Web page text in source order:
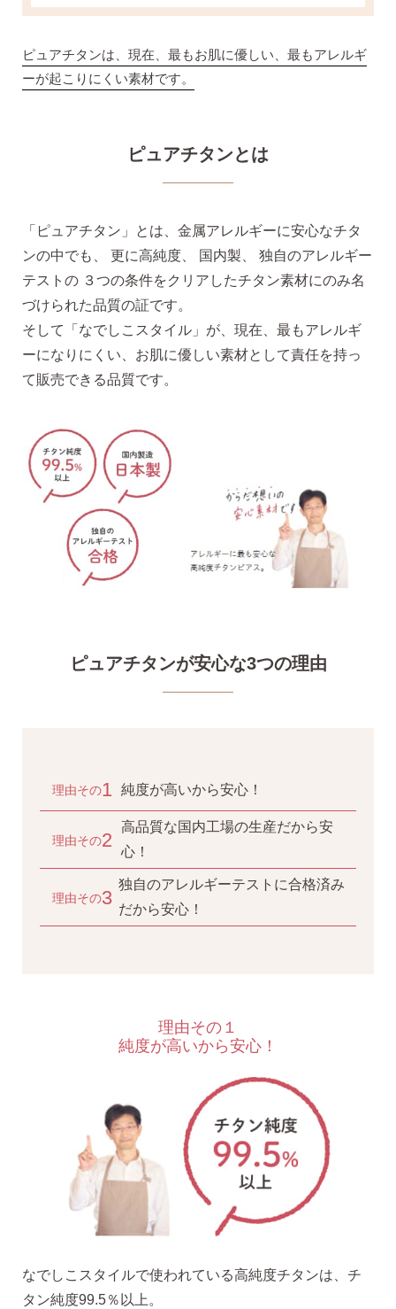
季節ごとにリボンのカラーが変わる「特性ピアスケース」
に「お渡し用バック」と季節に合わせた「メッセージカー
詳しく見る
SNS 時々更新中です。
フォローしてみてください。
ようこそ！！なでしこスタイルへ！
なでしこスタイルの
「ピアス初めてBOOK」同梱
このBOOKなら、
ピアス初心者さんの素朴な疑問を解消です
（初回のみ）。
ピアスホールのお悩み相談室
ピアスホールアドバイザーによる、相談実績
3）
10日間返品保証
ピュアチタンは、現在、最もお肌に優しい、最もアレルギ
ーが起こりにくい素材です。
ピュアチタンとは
「ピュアチタン」とは、金属アレルギーに安心なチタ
ンの中でも、 更に高純度、 国内製、 独自のアレルギー
テストの ３つの条件をクリアしたチタン素材にのみ名
づけられた品質の証です。
そして「なでしこスタイル」が、現在、最もアレルギ
ーになりにくい、お肌に優しい素材として責任を持っ
て販売できる品質です。
ピュアチタンが安心な3つの理由
1 純度が高いから安心！
2
高品質な国内工場の生産だから安
心！
3
独自のアレルギーテストに合格済み
だから安心！
理由その１
純度が高いから安心！
なでしこスタイルで使われている高純度チタンは、チ
タン純度99.5％以上。